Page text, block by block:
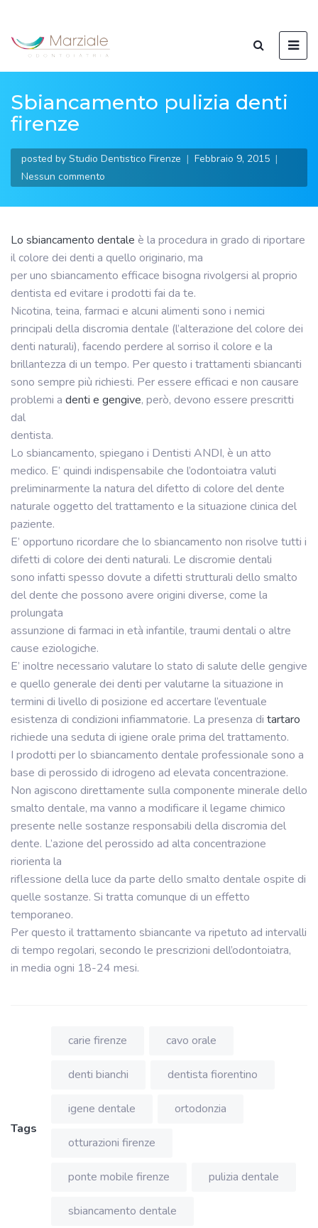
Sbiancamento pulizia denti
firenze
posted by Studio Dentistico Firenze
Febbraio 9, 2015
Nessun commento
Lo sbiancamento dentale è la procedura in grado di riportare
il colore dei denti a quello originario, ma
per uno sbiancamento efficace bisogna rivolgersi al proprio
dentista ed evitare i prodotti fai da te.
Nicotina, teina, farmaci e alcuni alimenti sono i nemici
principali della discromia dentale (l’alterazione del colore dei
denti naturali), facendo perdere al sorriso il colore e la
brillantezza di un tempo. Per questo i trattamenti sbiancanti
sono sempre più richiesti. Per essere efficaci e non causare
problemi a denti e gengive, però, devono essere prescritti
dal
dentista.
Lo sbiancamento, spiegano i Dentisti ANDI, è un atto
medico. E’ quindi indispensabile che l’odontoiatra valuti
preliminarmente la natura del difetto di colore del dente
naturale oggetto del trattamento e la situazione clinica del
paziente.
E’ opportuno ricordare che lo sbiancamento non risolve tutti i
difetti di colore dei denti naturali. Le discromie dentali
sono infatti spesso dovute a difetti strutturali dello smalto
del dente che possono avere origini diverse, come la
prolungata
assunzione di farmaci in età infantile, traumi dentali o altre
cause eziologiche.
E’ inoltre necessario valutare lo stato di salute delle gengive
e quello generale dei denti per valutarne la situazione in
termini di livello di posizione ed accertare l’eventuale
esistenza di condizioni infiammatorie. La presenza di tartaro
richiede una seduta di igiene orale prima del trattamento.
I prodotti per lo sbiancamento dentale professionale sono a
base di perossido di idrogeno ad elevata concentrazione.
Non agiscono direttamente sulla componente minerale dello
smalto dentale, ma vanno a modificare il legame chimico
presente nelle sostanze responsabili della discromia del
dente. L’azione del perossido ad alta concentrazione
riorienta la
riflessione della luce da parte dello smalto dentale ospite di
quelle sostanze. Si tratta comunque di un effetto
temporaneo.
Per questo il trattamento sbiancante va ripetuto ad intervalli
di tempo regolari, secondo le prescrizioni dell’odontoiatra,
in media ogni 18-24 mesi.
Tags
carie firenze cavo orale
denti bianchi dentista fiorentino
igene dentale ortodonzia
otturazioni firenze
ponte mobile firenze pulizia dentale
sbiancamento dentale